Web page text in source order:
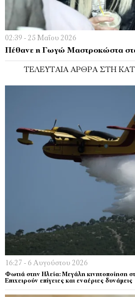
02:39 - 25 Μαΐου 2026
Πέθανε η Γωγώ Μαστροκώστα
ΤΕΛΕΥΤΑΊΑ ΆΡΘΡΑ ΣΤΗ
16:27 - 6 Αυγούστου 2026
Φωτιά στην Ηλεία: Μεγάλη κινητοποίηση
Επιχειρούν επίγειες και εναέριες δυνάμεις